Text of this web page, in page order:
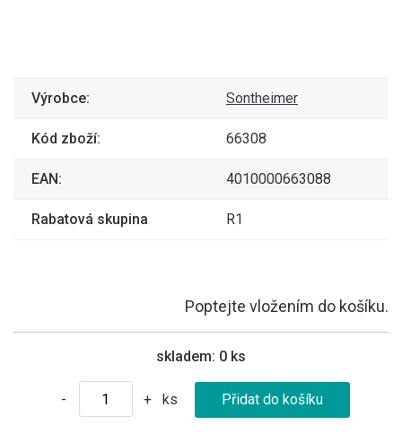
Výrobce: Sontheimer
Kód zboží: 66308
EAN: 4010000663088
Rabatová skupina R1
Poptejte vložením do košíku.
skladem: 0 ks
- + ks